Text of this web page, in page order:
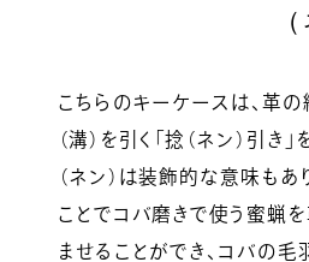
こちらのキーケースは、革
（溝）を引く「捻（ネン）引き
（ネン）は装飾的な意味もあ
ことでコバ磨きで使う蜜蝋
ませることができ、コバの毛